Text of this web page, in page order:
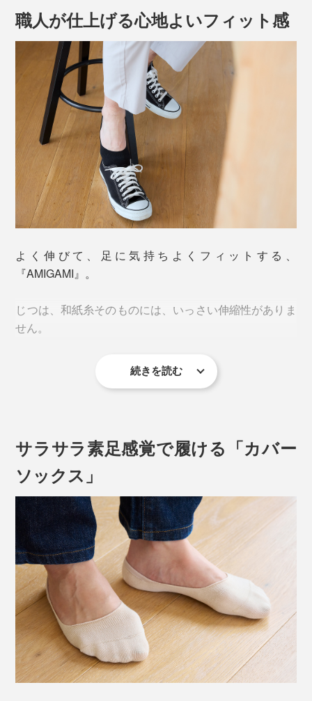
る、奈良・正倉院の戸籍用紙（702年）にも使われてい
ることで有名です。
1000年以上も存在しつづけられるほど、丈夫な「美濃
和紙」ですが、『AMIGAMI』は、洗っても破れない、
専用にすいた「美濃和紙」を、1.5mm幅の「スリット
触れると、ひんやり心地いい感じ……まるで、麻のよう
な、独特のシャリ感があります。
職人が仕上げる心地よいフィット感
よく伸びて、足に気持ちよくフィットする、
『AMIGAMI』。
じつは、和紙糸そのものには、いっさい伸縮性がありま
せん。
だから、足の大きな動きにもフィットして、よく伸びる
伸びない和紙糸は、編み機の力が強いと、糸が切れて、
編めなくなってしまうからです。
続きを読む
サラサラ素足感覚で履ける「カバー
ソックス」